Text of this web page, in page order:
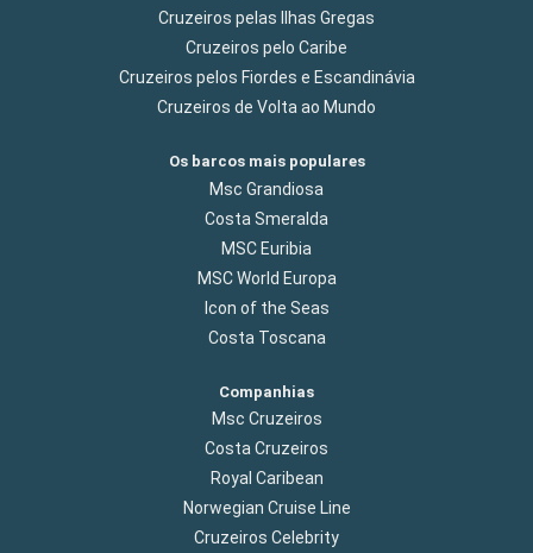
Cruzeiros pelas Ilhas Gregas
Cruzeiros pelo Caribe
Cruzeiros pelos Fiordes e Escandinávia
Cruzeiros de Volta ao Mundo
Os barcos mais populares
Msc Grandiosa
Costa Smeralda
MSC Euribia
MSC World Europa
Icon of the Seas
Costa Toscana
Companhias
Msc Cruzeiros
Costa Cruzeiros
Royal Caribean
Norwegian Cruise Line
Cruzeiros Celebrity